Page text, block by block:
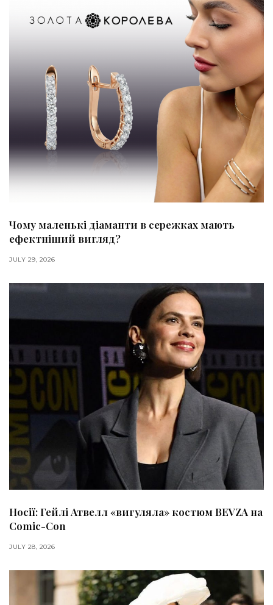
Чому маленькі діаманти в сережках мають
ефектніший вигляд?
JULY 29, 2026
Носії: Гейлі Атвелл «вигуляла» костюм BEVZA на
Comic-Con
JULY 28, 2026